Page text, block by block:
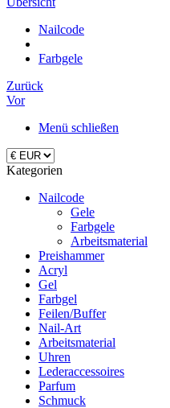
Nailcode
Farbgele
Zurück
Vor
Menü schließen
Kategorien
Nailcode
Gele
Farbgele
Arbeitsmaterial
Preishammer
Acryl
Gel
Farbgel
Feilen/Buffer
Nail-Art
Arbeitsmaterial
Uhren
Lederaccessoires
Parfum
Schmuck